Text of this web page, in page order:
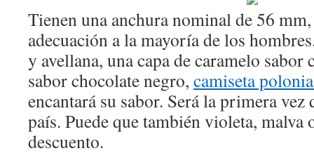
Tienen una anchura nominal de 56
adecuación a la mayoría de los
y avellana, una capa de caramelo
sabor chocolate negro, camiseta
encantará su sabor. Será la primera vez
país. Puede que también violeta, malva
descuento.